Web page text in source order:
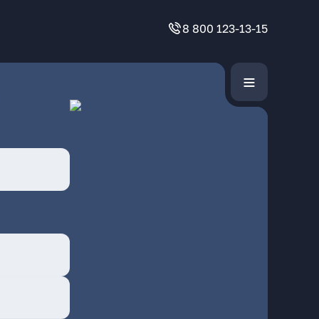
8 800 123-13-15